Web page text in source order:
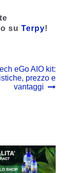
su Terpy!
eGo AIO kit:
prezzo e
vantaggi